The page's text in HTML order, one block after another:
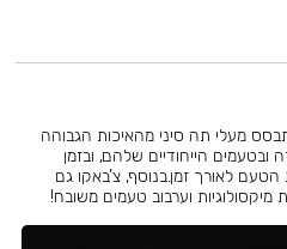
מעלי תה סיני מהאיכות הגבוהה
ובטעמים הייחודיים שלהם, ובזמן
הטעם לאורך זמן.בנוסף, צ’באקו גם
מיקסולוגיות וערבוב טעמים משובח!